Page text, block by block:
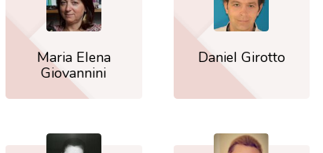
Maria Elena
Giovannini
Daniel Girotto